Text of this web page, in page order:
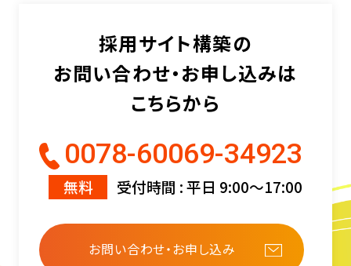
採用サイト構築の
お問い合わせ・お申し込みは
こちらから
0078-60069-34923
無料 受付時間 : 平日 9:00〜17:00
お問い合わせ・お申し込み